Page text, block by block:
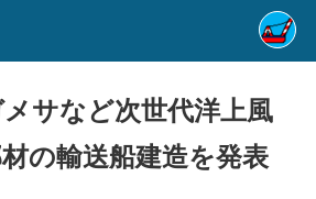
サなど次世代洋上風
の輸送船建造を発表